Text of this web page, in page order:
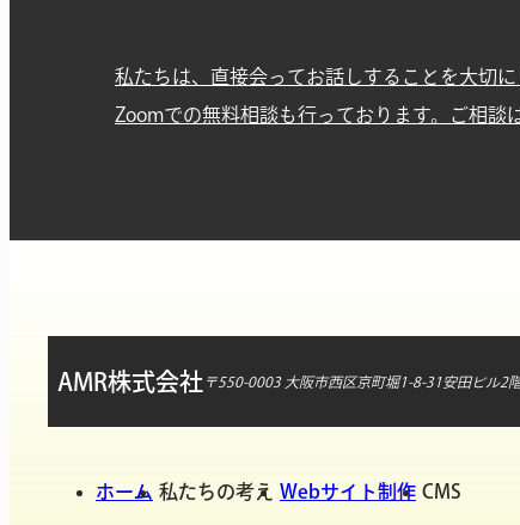
私たちは、直接会ってお話しすることを大切に
Zoomでの無料相談も行っております。ご相談
AMR株式会社 〒550-0003 大阪市西区京町堀1-8-31安田ビル2
ホーム 私たちの考え Webサイト制作 CMS